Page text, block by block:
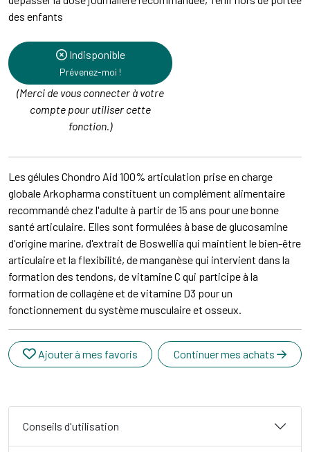
des enfants
Indisponible
Prévenez-moi !
(Merci de vous connecter à votre
compte pour utiliser cette
fonction.)
Les gélules Chondro Aid 100% articulation prise en charge
globale Arkopharma constituent un complément alimentaire
recommandé chez l'adulte à partir de 15 ans pour une bonne
santé articulaire. Elles sont formulées à base de glucosamine
d'origine marine, d'extrait de Boswellia qui maintient le bien-être
articulaire et la flexibilité, de manganèse qui intervient dans la
formation des tendons, de vitamine C qui participe à la
formation de collagène et de vitamine D3 pour un
fonctionnement du système musculaire et osseux.
Ajouter à mes favoris Continuer mes achats
Conseils d'utilisation